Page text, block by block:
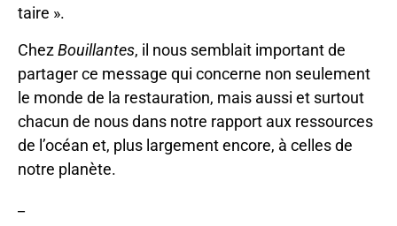
taire ».
ChezBouillantes, il nous semblait important de
partager ce message qui concerne non seulement
le monde de la restauration, mais aussi et surtout
chacun de nous dans notre rapport aux ressources
de l’océan et, plus largement encore, à celles de
notre planète.